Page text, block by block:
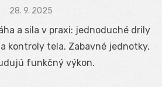
Posted
28. 9. 2025
a sila v praxi: jednoduché drily
kontroly tela. Zabavné jednotky,
funkčný výkon.